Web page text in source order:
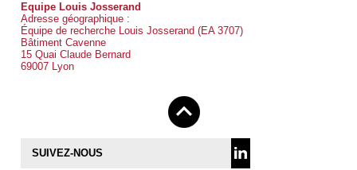
Equipe Louis Josserand
Adresse géographique :
Équipe de recherche Louis Josserand (EA 3707)
Bâtiment Cavenne
15 Quai Claude Bernard
69007 Lyon
SUIVEZ-NOUS